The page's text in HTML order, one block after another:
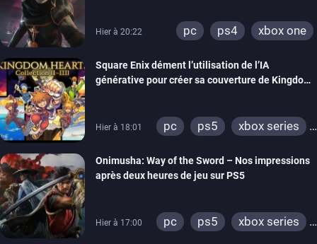
Hier à 20:22 pc ps4 xbox one
Square Enix dément l’utilisation de l’IA
générative pour créer sa couverture de Kingdom
Hier à 18:01 pc ps5
xbox series
Onimusha: Way of the Sword – Nos impressions
après deux heures de jeu sur PS5
Hier à 17:00 pc ps5
xbox series